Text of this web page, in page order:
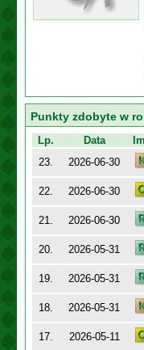
Punkty zdobyte w
Lp. Data
23.
2026-06-30
22.
2026-06-30
21.
2026-06-30
20.
2026-05-31
19.
2026-05-31
18.
2026-05-31
17.
2026-05-11